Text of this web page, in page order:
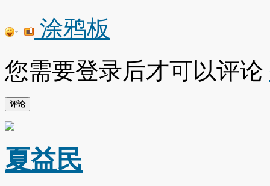
涂鸦板
您需要登录后才可以评论
评论
夏益民